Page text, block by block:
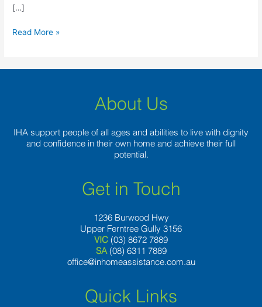
[…]
Read More »
About Us
IHA support people of all ages and abilities to live with dignity
and confidence in their own home and achieve their full
potential.
Get in Touch
1236 Burwood Hwy
Upper Ferntree Gully 3156
VIC (03) 8672 7889
SA (08) 6311 7889
office@inhomeassistance.com.au
Quick Links